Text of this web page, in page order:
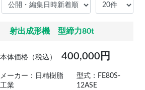
射出成形機 型締力80t
本体価格（税込） 400,000円
メーカー：日精樹脂
工業
型式：FE80S-
12ASE